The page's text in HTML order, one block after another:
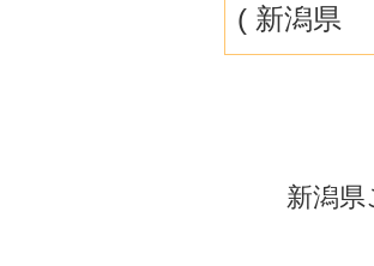
( 新潟県
新潟